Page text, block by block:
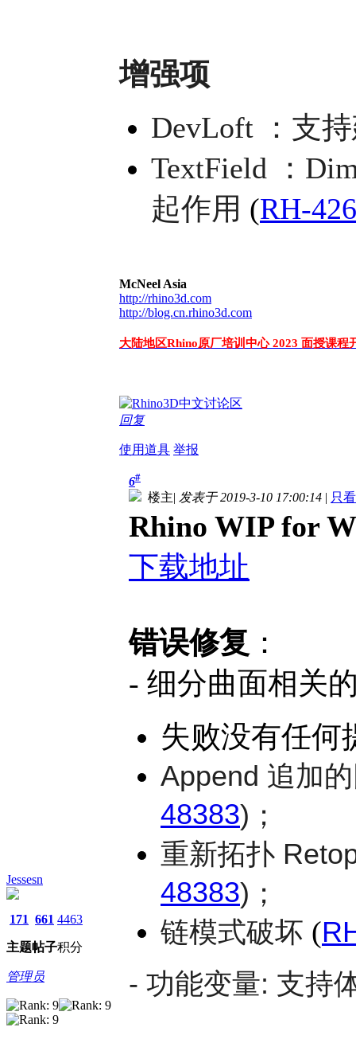
增强项
DevLoft ：支
TextField ：
起作用 (RH-
McNeel Asia
http://rhino3d.com
http://blog.cn.rhino3d.com
大陆地区Rhino原厂培训中心 2023 面授课程
回复
使用道具 举报
Jessesn
171
主题
661
帖子
4463
积分
管理员
6#
楼主| 发表于 2019-3-10 17:00:14 | 只
Rhino WIP for
下载地址
错误修复 ：
- 细分曲面相关
失败没有任
Append 追加
48383)；
重新拓扑
48383)；
链模式破坏 (
- 功能变量: 支持